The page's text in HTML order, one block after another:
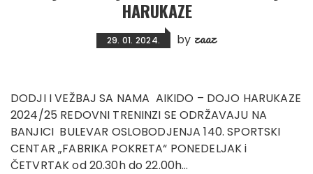
HARUKAZE
29. 01. 2024. by zaaz
DODJI I VEŽBAJ SA NAMA AIKIDO – DOJO HARUKAZE
2024/25 REDOVNI TRENINZI SE ODRŽAVAJU NA
BANJICI BULEVAR OSLOBODJENJA 140. SPORTSKI
CENTAR „FABRIKA POKRETA“ PONEDELJAK i
ČETVRTAK od 20.30h do 22.00h…